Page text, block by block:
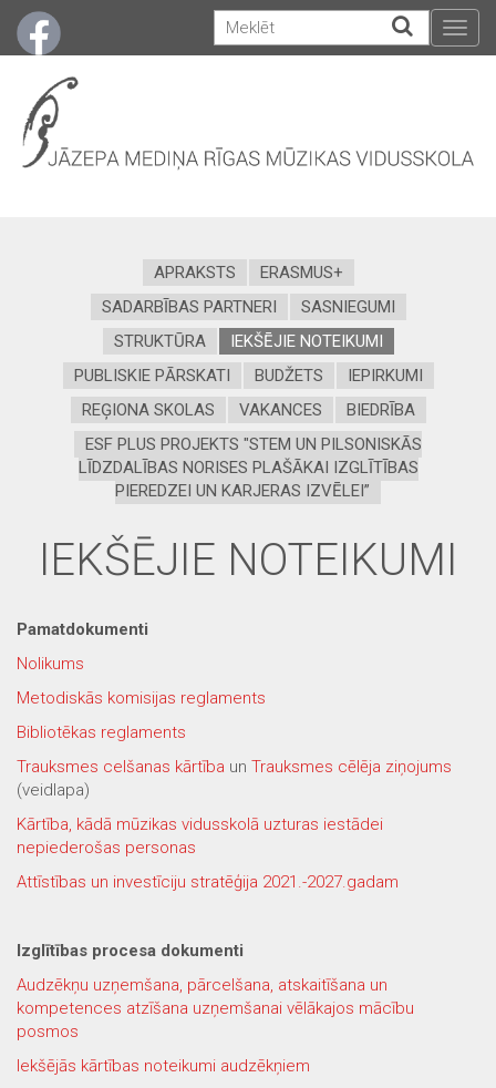
APRAKSTS
ERASMUS+
SADARBĪBAS PARTNERI
SASNIEGUMI
STRUKTŪRA
IEKŠĒJIE NOTEIKUMI
PUBLISKIE PĀRSKATI
BUDŽETS
IEPIRKUMI
REĢIONA SKOLAS
VAKANCES
BIEDRĪBA
ESF PLUS PROJEKTS "STEM UN PILSONISKĀS
LĪDZDALĪBAS NORISES PLAŠĀKAI IZGLĪTĪBAS
PIEREDZEI UN KARJERAS IZVĒLEI”
IEKŠĒJIE NOTEIKUMI
Pamatdokumenti
Nolikums
Metodiskās komisijas reglaments
Bibliotēkas reglaments
Trauksmes celšanas kārtība un Trauksmes cēlēja ziņojums
(veidlapa)
Kārtība, kādā mūzikas vidusskolā uzturas iestādei
nepiederošas personas
Attīstības un investīciju stratēģija 2021.-2027.gadam
Izglītības procesa dokumenti
Audzēkņu uzņemšana, pārcelšana, atskaitīšana un
kompetences atzīšana uzņemšanai vēlākajos mācību
posmos
Iekšējās kārtības noteikumi audzēkņiem